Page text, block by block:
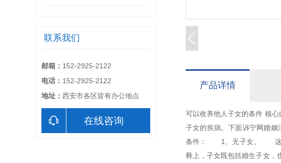
联系我们
邮箱： 152-2925-2122
电话： 152-2925-2122
地址： 西安市各区皆有办公地点
在线咨询
产品详情
可以收养他人子女的条件 核
子女的疾病。下面诉宁网婚
条件： 1、无子女。 这里所
释上，子女既包括婚生子女，